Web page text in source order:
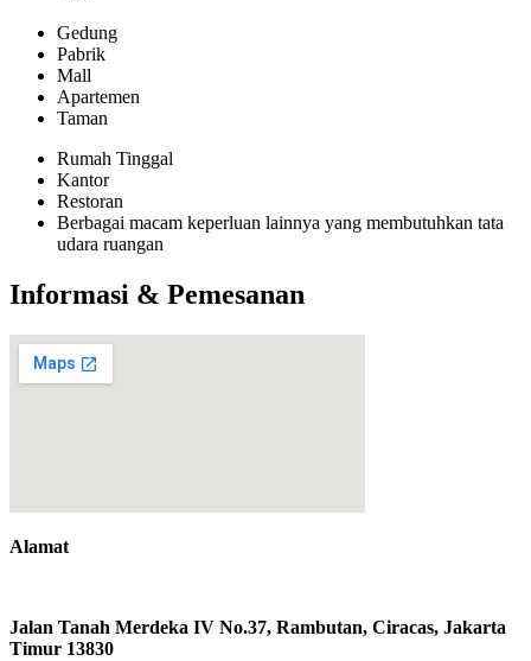
Gedung
Pabrik
Mall
Apartemen
Taman
Rumah Tinggal
Kantor
Restoran
Berbagai macam keperluan lainnya yang membutuhkan tata
udara ruangan
Informasi & Pemesanan
Alamat
Jalan Tanah Merdeka IV No.37, Rambutan, Ciracas, Jakarta
Timur 13830